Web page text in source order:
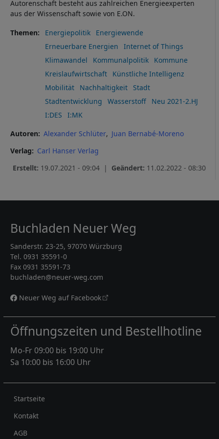
Autorenschaft besteht aus zahlreichen Energieexperten
aus der Wissenschaft sowie von E.ON.
Themen Energiepolitik
Energiewende
Erneuerbare Energien
Internet of Things
Klimawandel
Kommunalpolitik
Kommune
Kreislaufwirtschaft
Künstliche Intelligenz
Mobilität
Nachhaltigkeit
Stadt
Stadtentwicklung
Wasserstoff
Neu 2021-2.HJ
I:DES
I:MK
Autoren Alexander Schlüter
Juan Bernabé-Moreno
Verlag
Carl Hanser Verlag
Erstellt: 19.07.2021 - 09:04 | Geändert: 11.02.2022 - 08:30
Buchladen Neuer Weg
Sanderstr. 23-25, 97070 Würzburg
Tel. 0931 35591-0
Fax 0931 35591-73
buchladen@neuer-weg.com
Neuer Weg auf Facebook
Öffnungszeiten und Bestellhotline
Mo-Fr 09:00 bis 19:00 Uhr
Sa 10:00 bis 16:00 Uhr
Rechtliches
Startseite
Kontakt
AGB